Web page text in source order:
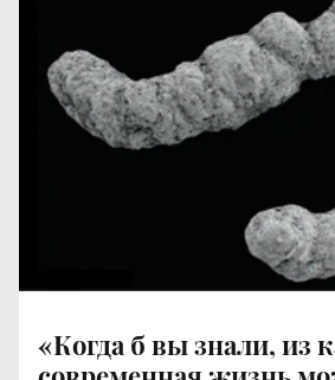
«Когда б вы знали, из